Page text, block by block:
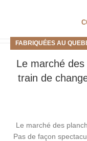
FABRIQUÉES AU
Le marché
train de
Le marché des
Pas de façon